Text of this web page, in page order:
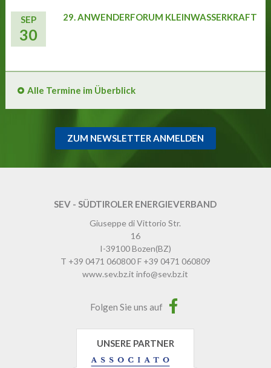
SEP
30
29. ANWENDERFORUM KLEINWASSERKRAFT
Alle Termine im Überblick
ZUM NEWSLETTER ANMELDEN
SEV - SÜDTIROLER ENERGIEVERBAND
Giuseppe di Vittorio Str.
16
I-39100Bozen(BZ)
T +39 0471 060800F +39 0471 060809
www.sev.bz.it info@sev.bz.it
Folgen Sie uns auf
UNSERE PARTNER